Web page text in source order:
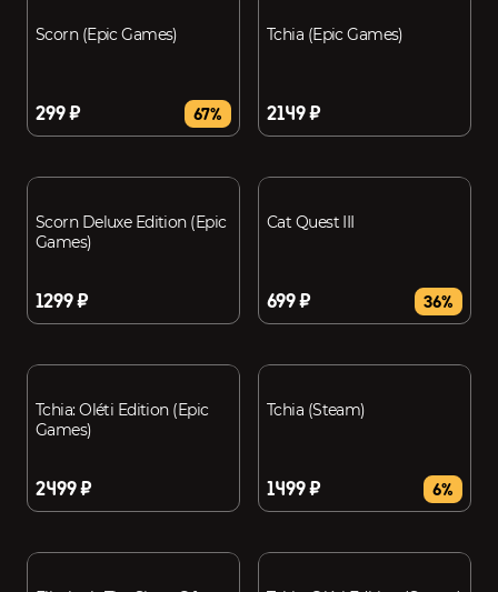
Scorn (Epic Games)
299 ₽ 67%
Tchia (Epic Games)
2149 ₽
Scorn Deluxe Edition (Epic
Games)
1299 ₽
Cat Quest III
699 ₽ 36%
Tchia: Oléti Edition (Epic
Games)
2499 ₽
Tchia (Steam)
1499 ₽ 6%